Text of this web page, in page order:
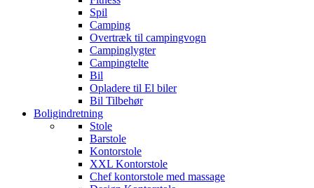
Spil
Camping
Overtræk til campingvogn
Campinglygter
Campingtelte
Bil
Opladere til El biler
Bil Tilbehør
Boligindretning
Stole
Barstole
Kontorstole
XXL Kontorstole
Chef kontorstole med massage